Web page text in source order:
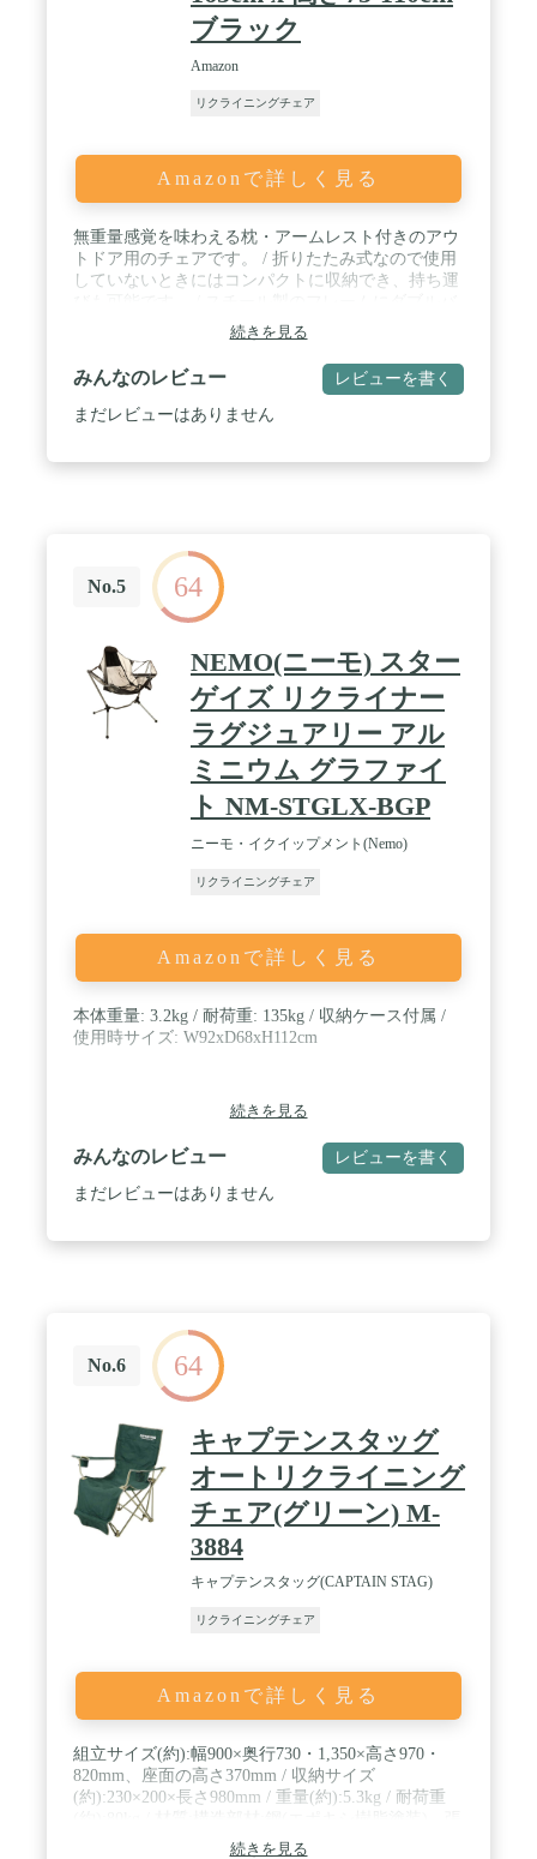
ブラック
Amazon
リクライニングチェア
Amazonで詳しく見る
無重量感覚を味わえる枕・アームレスト付きのアウ
トドア用のチェアです。 / 折りたたみ式なので使用
していないときにはコンパクトに収納でき、持ち運
ンジーサポートシステムを採用しており、丈夫な作
りとなっています。 / 座面にはメッシュ生地を使用
しており、通気性がよく、雨風にも強く、快適にお
過ごしいただけます。 / 耐重:136kg 、サイズ:約90-
165 x 66 x 75-110 cm (奥行 x 幅 x 高さ)。直立状態か
続きを見る
みんなのレビュー レビューを書く
まだレビューはありません
No.5 64
NEMO(ニーモ) スター
ゲイズ リクライナー
ラグジュアリー アル
ミニウム グラファイ
ト NM-STGLX-BGP
ニーモ・イクイップメント(Nemo)
リクライニングチェア
Amazonで詳しく見る
本体重量: 3.2kg / 耐荷重: 135kg / 収納ケース付属 /
使用時サイズ: W92xD68xH112cm
続きを見る
みんなのレビュー レビューを書く
まだレビューはありません
No.6 64
キャプテンスタッグ
オートリクライニング
チェア(グリーン) M-
3884
キャプテンスタッグ(CAPTAIN STAG)
リクライニングチェア
Amazonで詳しく見る
組立サイズ(約):幅900×奥行730・1,350×高さ970・
820mm、座面の高さ370mm / 収納サイズ
(約):230×200×長さ980mm / 重量(約):5.3kg / 耐荷重
り材:ポリエステル、クッション材:ウレタンフォー
続きを見る